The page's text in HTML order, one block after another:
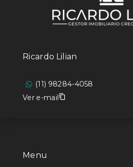
Menu
Ricardo Lilian
(11) 98284-4058
Ver e-mail